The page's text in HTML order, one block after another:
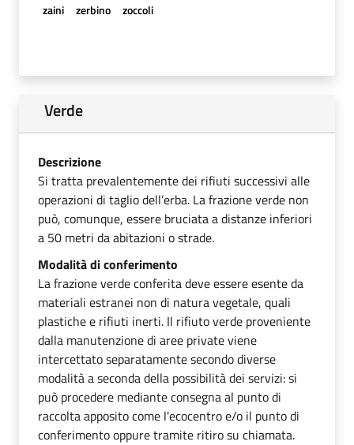
zaini
zerbino zoccoli
Verde
Descrizione
Si tratta prevalentemente dei rifiuti successivi alle
operazioni di taglio dell’erba. La frazione verde non
può, comunque, essere bruciata a distanze inferiori
a 50 metri da abitazioni o strade.
Modalità di conferimento
La frazione verde conferita deve essere esente da
materiali estranei non di natura vegetale, quali
plastiche e rifiuti inerti. Il rifiuto verde proveniente
dalla manutenzione di aree private viene
intercettato separatamente secondo diverse
modalità a seconda della possibilità dei servizi: si
può procedere mediante consegna al punto di
raccolta apposito come l'ecocentro e/o il punto di
conferimento oppure tramite ritiro su chiamata.